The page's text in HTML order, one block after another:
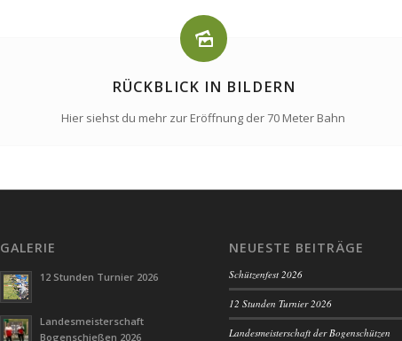
RÜCKBLICK IN BILDERN
Hier siehst du mehr zur Eröffnung der 70 Meter Bahn
GALERIE
12 Stunden Turnier 2026
Landesmeisterschaft
Bogenschießen 2026
NEUESTE BEITRÄGE
Schützenfest 2026
12 Stunden Turnier 2026
Landesmeisterschaft der Bogenschützen